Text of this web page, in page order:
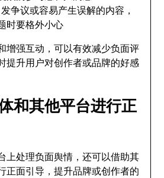
争议或容易产生误解的内容，
时要格外小心
增强互动，可以有效减少负面评
提升用户对创作者或品牌的好感
和其他平台进行正
上处理负面舆情，还可以借助其
正面引导，提升品牌或创作者的